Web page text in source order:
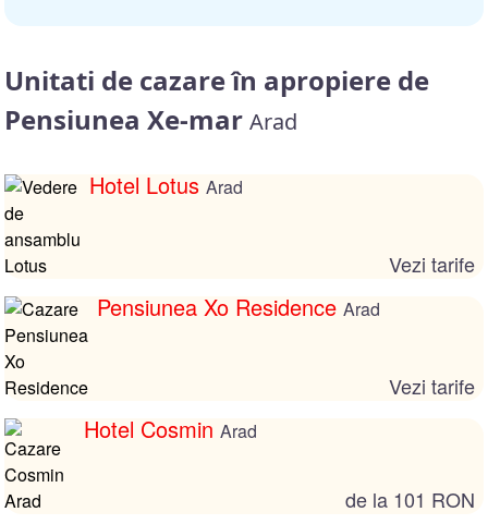
Unitati de cazare în apropiere de
Pensiunea Xe-mar Arad
Hotel Lotus Arad
Vezi tarife
Pensiunea Xo Residence Arad
Vezi tarife
Hotel CosminArad
de la 101 RON